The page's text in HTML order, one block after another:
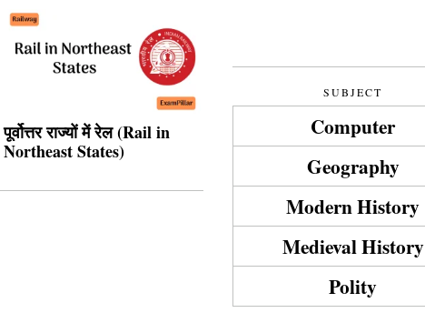
पूर्वोत्तर राज्यों में रेल (Rail in
Northeast States)
SUBJECT
Computer
Geography
Modern History
Medieval History
Polity